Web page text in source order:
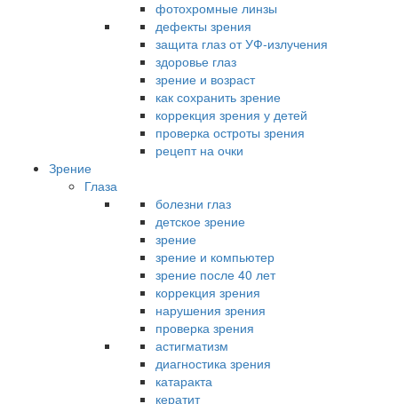
фотохромные линзы
дефекты зрения
защита глаз от УФ-излучения
здоровье глаз
зрение и возраст
как сохранить зрение
коррекция зрения у детей
проверка остроты зрения
рецепт на очки
Зрение
Глаза
болезни глаз
детское зрение
зрение
зрение и компьютер
зрение после 40 лет
коррекция зрения
нарушения зрения
проверка зрения
астигматизм
диагностика зрения
катаракта
кератит